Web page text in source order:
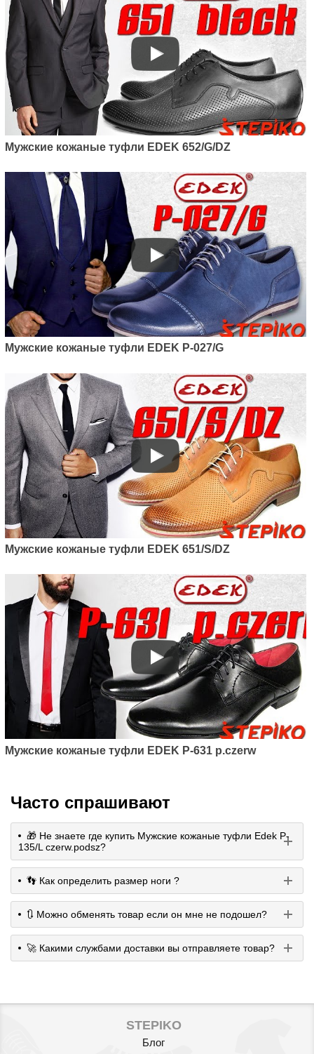
Мужские кожаные туфли EDEK 652/G/DZ
Мужские кожаные туфли EDEK P-027/G
Мужские кожаные туфли EDEK 651/S/DZ
Мужские кожаные туфли EDEK P-631 p.czerw
Часто спрашивают
🎁 Не знаете где купить Мужские кожаные туфли Edek P-
135/L czerw.podsz?
👣 Как определить размер ноги ?
🔃 Можно обменять товар если он мне не подошел?
🚀 Какими службами доставки вы отправляете товар?
STEPIKO
Блог